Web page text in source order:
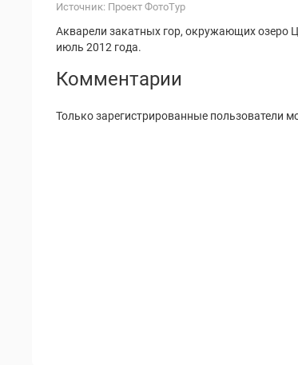
Источник: Проект ФотоТур
Акварели закатных гор, окружающих озеро
июль 2012 года.
Комментарии
Только зарегистрированные пользователи